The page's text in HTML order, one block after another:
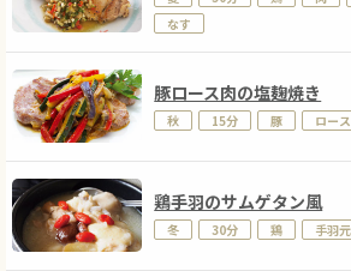
なす
豚ロース肉の塩麹焼き
秋 15分 豚 ロース
鶏手羽のサムゲタン風
冬 30分 鶏 手羽元